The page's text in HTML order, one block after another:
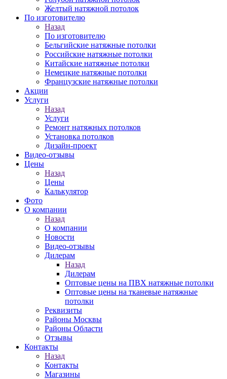
Желтый натяжной потолок
По изготовителю
Назад
По изготовителю
Бельгийские натяжные потолки
Российские натяжные потолки
Китайские натяжные потолки
Немецкие натяжные потолки
Французские натяжные потолки
Акции
Услуги
Назад
Услуги
Ремонт натяжных потолков
Установка потолков
Дизайн-проект
Видео-отзывы
Цены
Назад
Цены
Калькулятор
Фото
О компании
Назад
О компании
Новости
Видео-отзывы
Дилерам
Назад
Дилерам
Оптовые цены на ПВХ натяжные потолки
Оптовые цены на тканевые натяжные
потолки
Реквизиты
Районы Москвы
Районы Области
Отзывы
Контакты
Назад
Контакты
Магазины